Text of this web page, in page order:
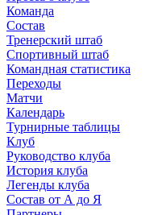
Команда
Состав
Тренерский штаб
Спортивный штаб
Командная статистика
Переходы
Матчи
Календарь
Турнирные таблицы
Клуб
Руководство клуба
История клуба
Легенды клуба
Состав от А до Я